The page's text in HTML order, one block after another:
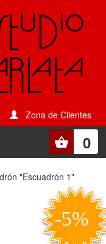
Zona de Clientes
0
"Escuadrón 1"